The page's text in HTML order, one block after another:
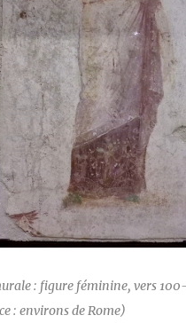
: figure féminine, vers
: environs de Rome)